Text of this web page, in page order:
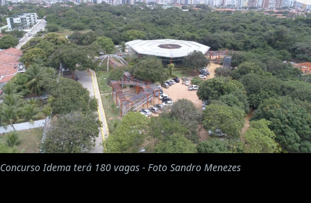
Concurso Idema terá 180 vagas - Foto Sandro Menezes